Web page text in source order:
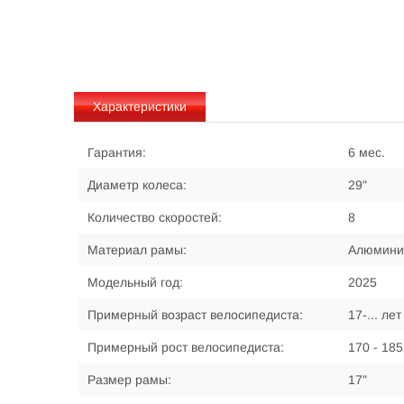
Характеристики
Гарантия: 6 мес.
Диаметр колеса: 29"
Количество скоростей: 8
Материал рамы:
Модельный год: 2025
Примерный возраст велосипедиста: 17-... лет
Примерный рост велосипедиста: 170 -
Размер рамы: 17"